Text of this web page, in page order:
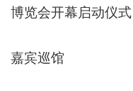
博览会开幕启动仪式
嘉宾巡馆